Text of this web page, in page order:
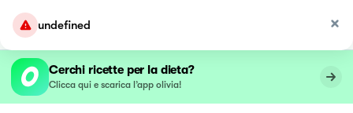
undefined
Cerchi ricette per la dieta?
Clicca qui e scarica l’app olivia!